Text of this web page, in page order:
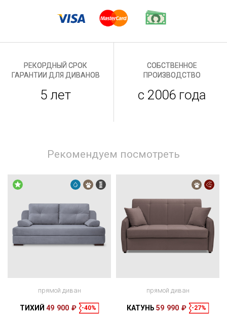
РЕКОРДНЫЙ СРОК
ГАРАНТИИ ДЛЯ ДИВАНОВ
5 лет
СОБСТВЕННОЕ
ПРОИЗВОДСТВО
с 2006 года
Рекомендуем посмотреть
прямой диван
ТИХИЙ 49 900 ₽ -40%
прямой диван
КАТУНЬ 59 990 ₽ -27%